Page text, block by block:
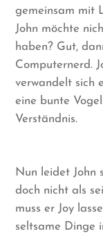
gemeinsam mit
John möchte
haben? Gut,
Computernerd.
verwandelt sich
eine bunte
Verständnis.
Nun leidet John
doch nicht als
muss er Joy
seltsame Dinge